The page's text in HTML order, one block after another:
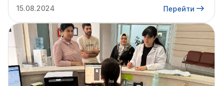
15.08.2024
Перейти